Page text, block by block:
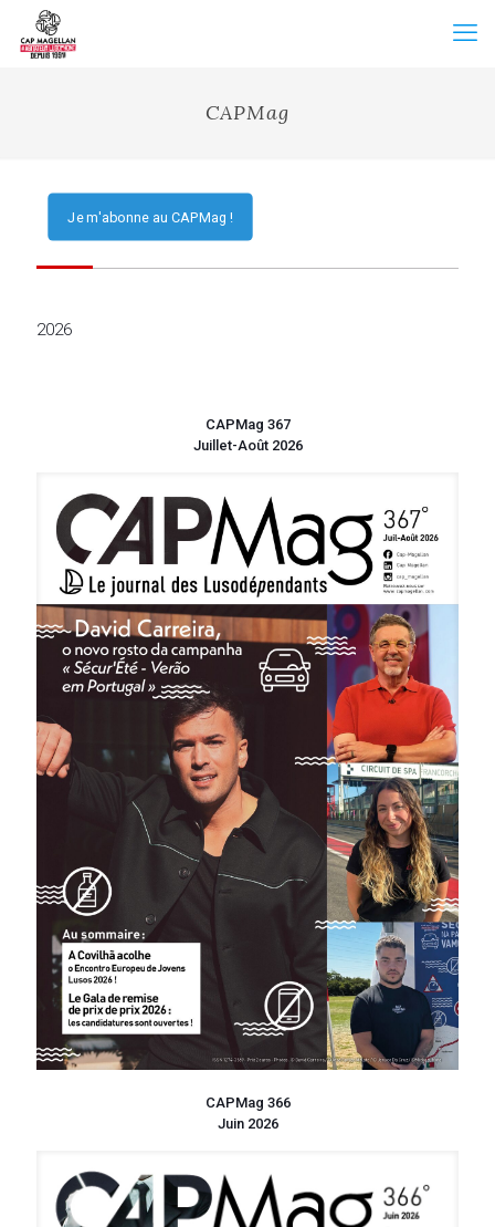
CAPMag
Je m'abonne au CAPMag !
2026
CAPMag 367
Juillet-Août 2026
CAPMag 366
Juin 2026